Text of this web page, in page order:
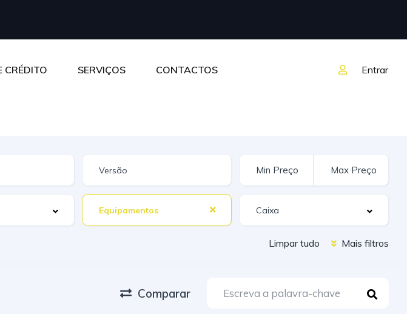
CRÉDITO SERVIÇOS CONTACTOS Entrar
Equipamentos
Limpar tudo Mais filtros
Comparar